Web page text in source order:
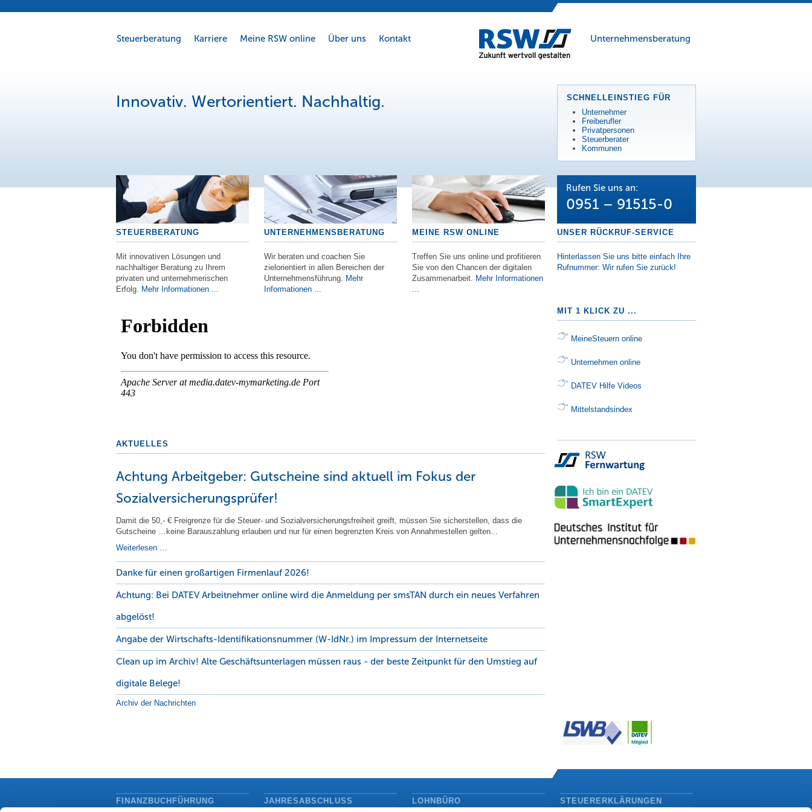
Steuerberatung Karriere Meine RSW online Über uns Kontakt Unternehmensberatung
Innovativ. Wertorientiert. Nachhaltig.
SCHNELLEINSTIEG FÜR
Unternehmer
Freiberufler
Privatpersonen
Steuerberater
Kommunen
Rufen Sie uns an:
0951 – 91515-0
UNSER RÜCKRUF-SERVICE
Hinterlassen Sie uns bitte einfach Ihre
Rufnummer: Wir rufen Sie zurück!
STEUERBERATUNG
Mit innovativen Lösungen und
nachhaltiger Beratung zu Ihrem
privaten und unternehmerischen
Erfolg. Mehr Informationen ...
UNTERNEHMENSBERATUNG
Wir beraten und coachen Sie
zielorientiert in allen Bereichen der
Unternehmensführung. Mehr
Informationen ...
MEINE RSW ONLINE
Treffen Sie uns online und profitieren
Sie von den Chancen der digitalen
Zusammenarbeit. Mehr Informationen
...
AKTUELLES
Achtung Arbeitgeber: Gutscheine sind aktuell im Fokus der
Sozialversicherungsprüfer!
Damit die 50,- € Freigrenze für die Steuer- und Sozialversicherungsfreiheit greift, müssen Sie sicherstellen, dass die
Gutscheine …keine Barauszahlung erlauben und nur für einen begrenzten Kreis von Annahmestellen gelten...
Weiterlesen …
Danke für einen großartigen Firmenlauf 2026!
Achtung: Bei DATEV Arbeitnehmer online wird die Anmeldung per smsTAN durch ein neues Verfahren
abgelöst!
Angabe der Wirtschafts-Identifikationsnummer (W-IdNr.) im Impressum der Internetseite
Clean up im Archiv! Alte Geschäftsunterlagen müssen raus - der beste Zeitpunkt für den Umstieg auf
digitale Belege!
Archiv der Nachrichten
MIT 1 KLICK ZU ...
MeineSteuern online
Unternehmen online
DATEV Hilfe Videos
Mittelstandsindex
FINANZBUCHFÜHRUNG JAHRESABSCHLUSS LOHNBÜRO STEUERERKLÄRUNGEN